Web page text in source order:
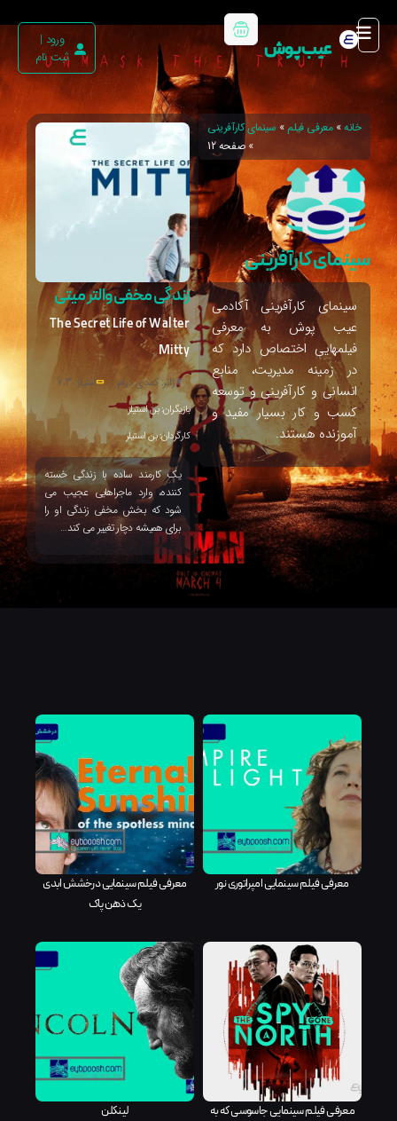
عیب پوش
ورود |
ثبت نام
»معرفی فیلم»سینمای کارآفرینی
صفحه 12
سینمای کارآفرینی
سینمای کارآفرینی آکادمی
عیب پوش به معرفی
فیلمهایی اختصاص دارد که
در زمینه مدیریت، منابع
انسانی و کارآفرینی و توسعه
کسب و کار بسیار مفید و
آموزنده هستند.
زندگی مخفی والتر میتی
The Secret Life of Walter
Mitty
ژانر: کمدی درام امتیاز: 7.3
بازیگران: بن استیلر
کارگردان: بن استیلر
یک کارمند ساده با زندگی خسته
کننده، وارد ماجراهایی عجیب می
شود که بخش مخفی زندگی او را
برای همیشه دچار تغییر می کند…
معرفی فیلم سینمایی امپراتوری نور
معرفی فیلم سینمایی درخشش ابدی
یک ذهن پاک
معرفی فیلم سینمایی جاسوسی که به
لینکلن